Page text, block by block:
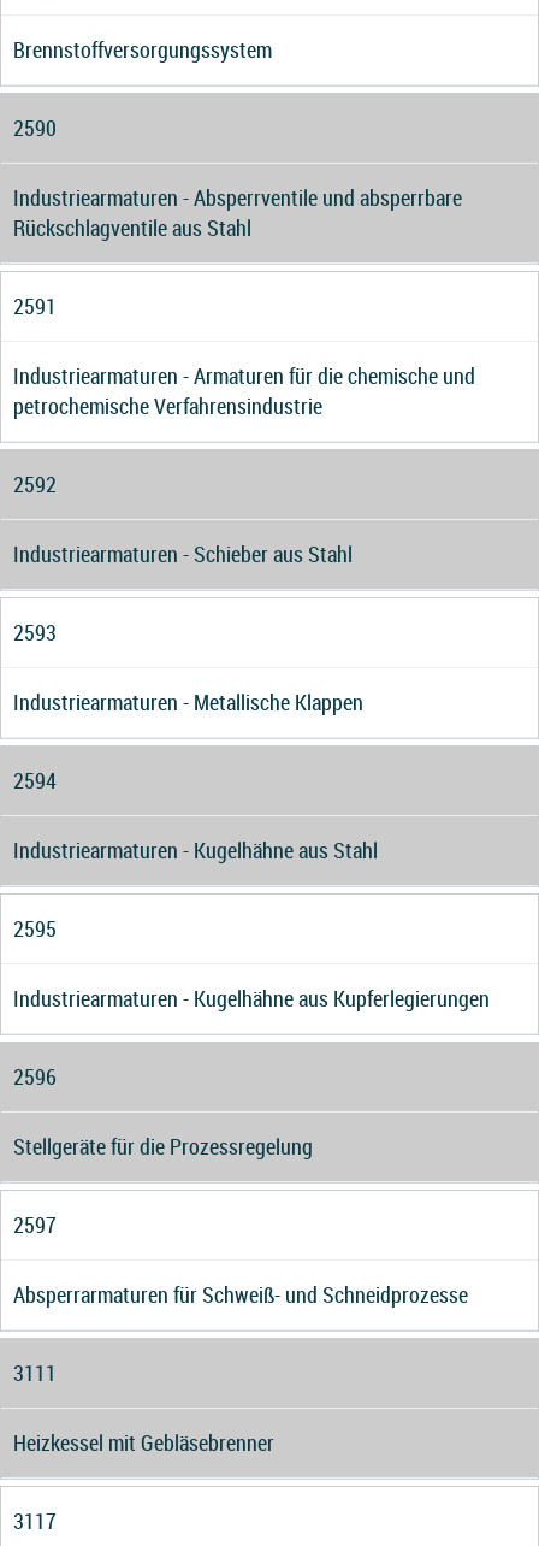
Brennstoffversorgungssystem
2590
Industriearmaturen - Absperrventile und absperrbare
Rückschlagventile aus Stahl
2591
Industriearmaturen - Armaturen für die chemische und
petrochemische Verfahrensindustrie
2592
Industriearmaturen - Schieber aus Stahl
2593
Industriearmaturen - Metallische Klappen
2594
Industriearmaturen - Kugelhähne aus Stahl
2595
Industriearmaturen - Kugelhähne aus Kupferlegierungen
2596
Stellgeräte für die Prozessregelung
2597
Absperrarmaturen für Schweiß- und Schneidprozesse
3111
Heizkessel mit Gebläsebrenner
3117